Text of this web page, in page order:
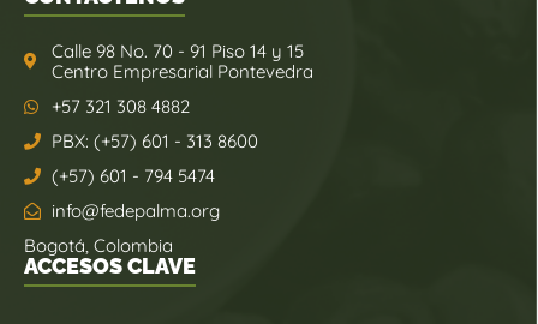
Calle 98 No. 70 - 91 Piso 14 y 15
Centro Empresarial Pontevedra
+57 321 308 4882
PBX: (+57) 601 - 313 8600
(+57) 601 - 794 5474
info@fedepalma.org
Bogotá, Colombia
ACCESOS CLAVE